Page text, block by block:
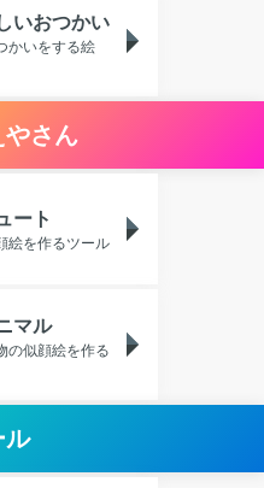
いおつかい
かいをする絵
やさん
ート
絵を作るツール
マル
の似顔絵を作る
ル